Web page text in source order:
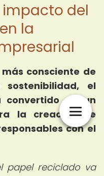
impacto del
la
consciente de
el
convertido en un
la creación de
con el
papel reciclado va